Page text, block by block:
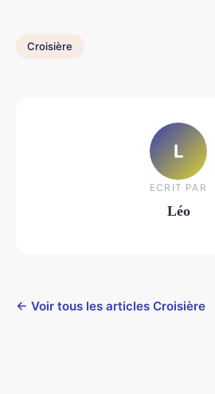
Croisière
L
ECRIT PAR
Léo
← Voir tous les articles Croisière